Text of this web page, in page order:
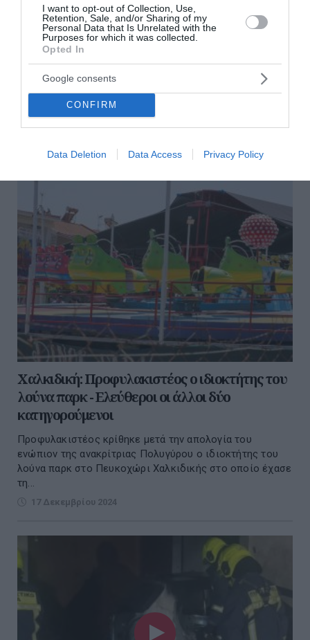
I want to opt-out of Collection, Use,
Retention, Sale, and/or Sharing of my
Personal Data that Is Unrelated with the
Purposes for which it was collected.
Opted In
Google consents
CONFIRM
Data Deletion Data Access Privacy Policy
Φωτιά σε ξενοδοχείο στην Καλαμπάκα: Τι
έδειξε η ιατροδικαστική εξέταση για τον
θάνατο του ιδιοκτήτη
Θρήνος στην κηδεία του 55χρονου ιδιοκτήτη του
ξενοδοχείου που ξέσπασε η πυρκαγιά.
Χαλκιδική: Προφυλακιστέος ο ιδιοκτήτης του
λούνα παρκ - Ελεύθεροι οι άλλοι δύο
κατηγορούμενοι
Προφυλακιστέος κρίθηκε μετά την απολογία του
ενώπιον της ανακρίτριας Πολυγύρου ο ιδιοκτήτης του
λούνα παρκ στο Πευκοχώρι Χαλκιδικής στο οποίο έχασε
τη...
17 Δεκεμβρίου 2024